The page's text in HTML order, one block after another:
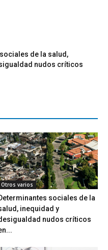
de la salud,
nudos críticos
Otros varios
sociales de la
inequidad y
nudos críticos